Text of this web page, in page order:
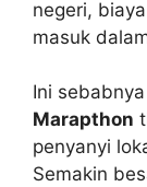
negeri,
masuk
Ini sebabnya
Marapthon
penyanyi
Semakin